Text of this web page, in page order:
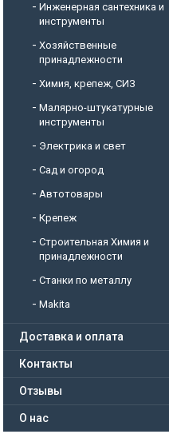
Инженерная сантехника и
инструменты
Хозяйственные
принадлежности
Химия, крепеж, СИЗ
Малярно-штукатурные
инструменты
Электрика и свет
Сад и огород
Автотовары
Крепеж
Строительная Химия и
принадлежности
Станки по металлу
Makita
Доставка и оплата
Контакты
Отзывы
О нас